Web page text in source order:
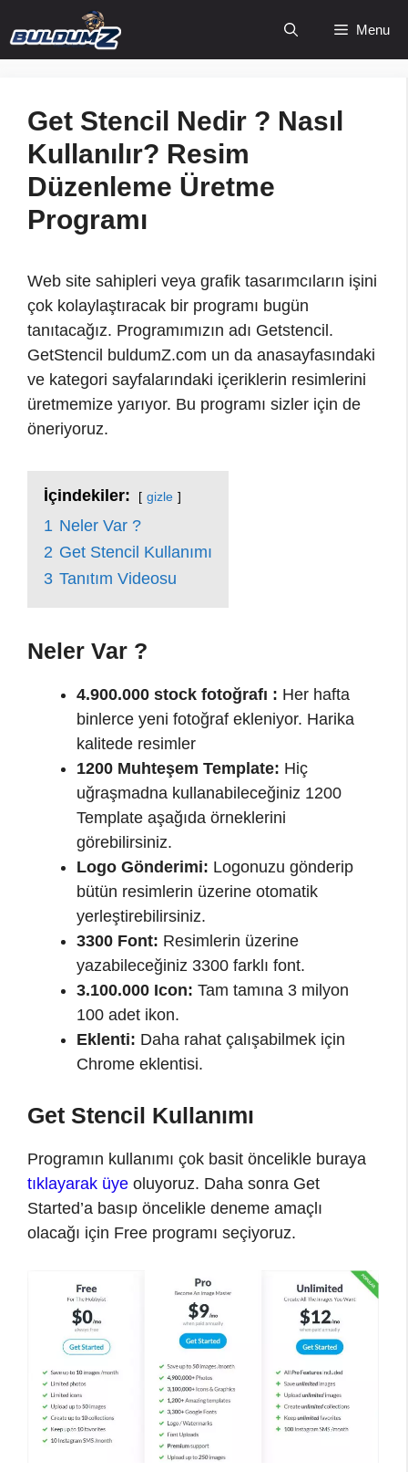
atla
Menu
Get Stencil Nedir ? Nasıl
Kullanılır? Resim
Düzenleme Üretme
Programı
Web site sahipleri veya grafik tasarımcıların işini
çok kolaylaştıracak bir programı bugün
tanıtacağız. Programımızın adı Getstencil.
GetStencil buldumZ.com un da anasayfasındaki
ve kategori sayfalarındaki içeriklerin resimlerini
üretmemize yarıyor. Bu programı sizler için de
öneriyoruz.
İçindekiler: gizle
1 Neler Var ?
2 Get Stencil Kullanımı
3 Tanıtım Videosu
Neler Var ?
4.900.000 stock fotoğrafı : Her hafta
binlerce yeni fotoğraf ekleniyor. Harika
kalitede resimler
1200 Muhteşem Template: Hiç
uğraşmadna kullanabileceğiniz 1200
Template aşağıda örneklerini
görebilirsiniz.
Logo Gönderimi: Logonuzu gönderip
bütün resimlerin üzerine otomatik
yerleştirebilirsiniz.
3300 Font: Resimlerin üzerine
yazabileceğiniz 3300 farklı font.
3.100.000 Icon: Tam tamına 3 milyon
100 adet ikon.
Eklenti: Daha rahat çalışabilmek için
Chrome eklentisi.
Get Stencil Kullanımı
Programın kullanımı çok basit öncelikle buraya
tıklayarak üye oluyoruz. Daha sonra Get
Started’a basıp öncelikle deneme amaçlı
olacağı için Free programı seçiyoruz.